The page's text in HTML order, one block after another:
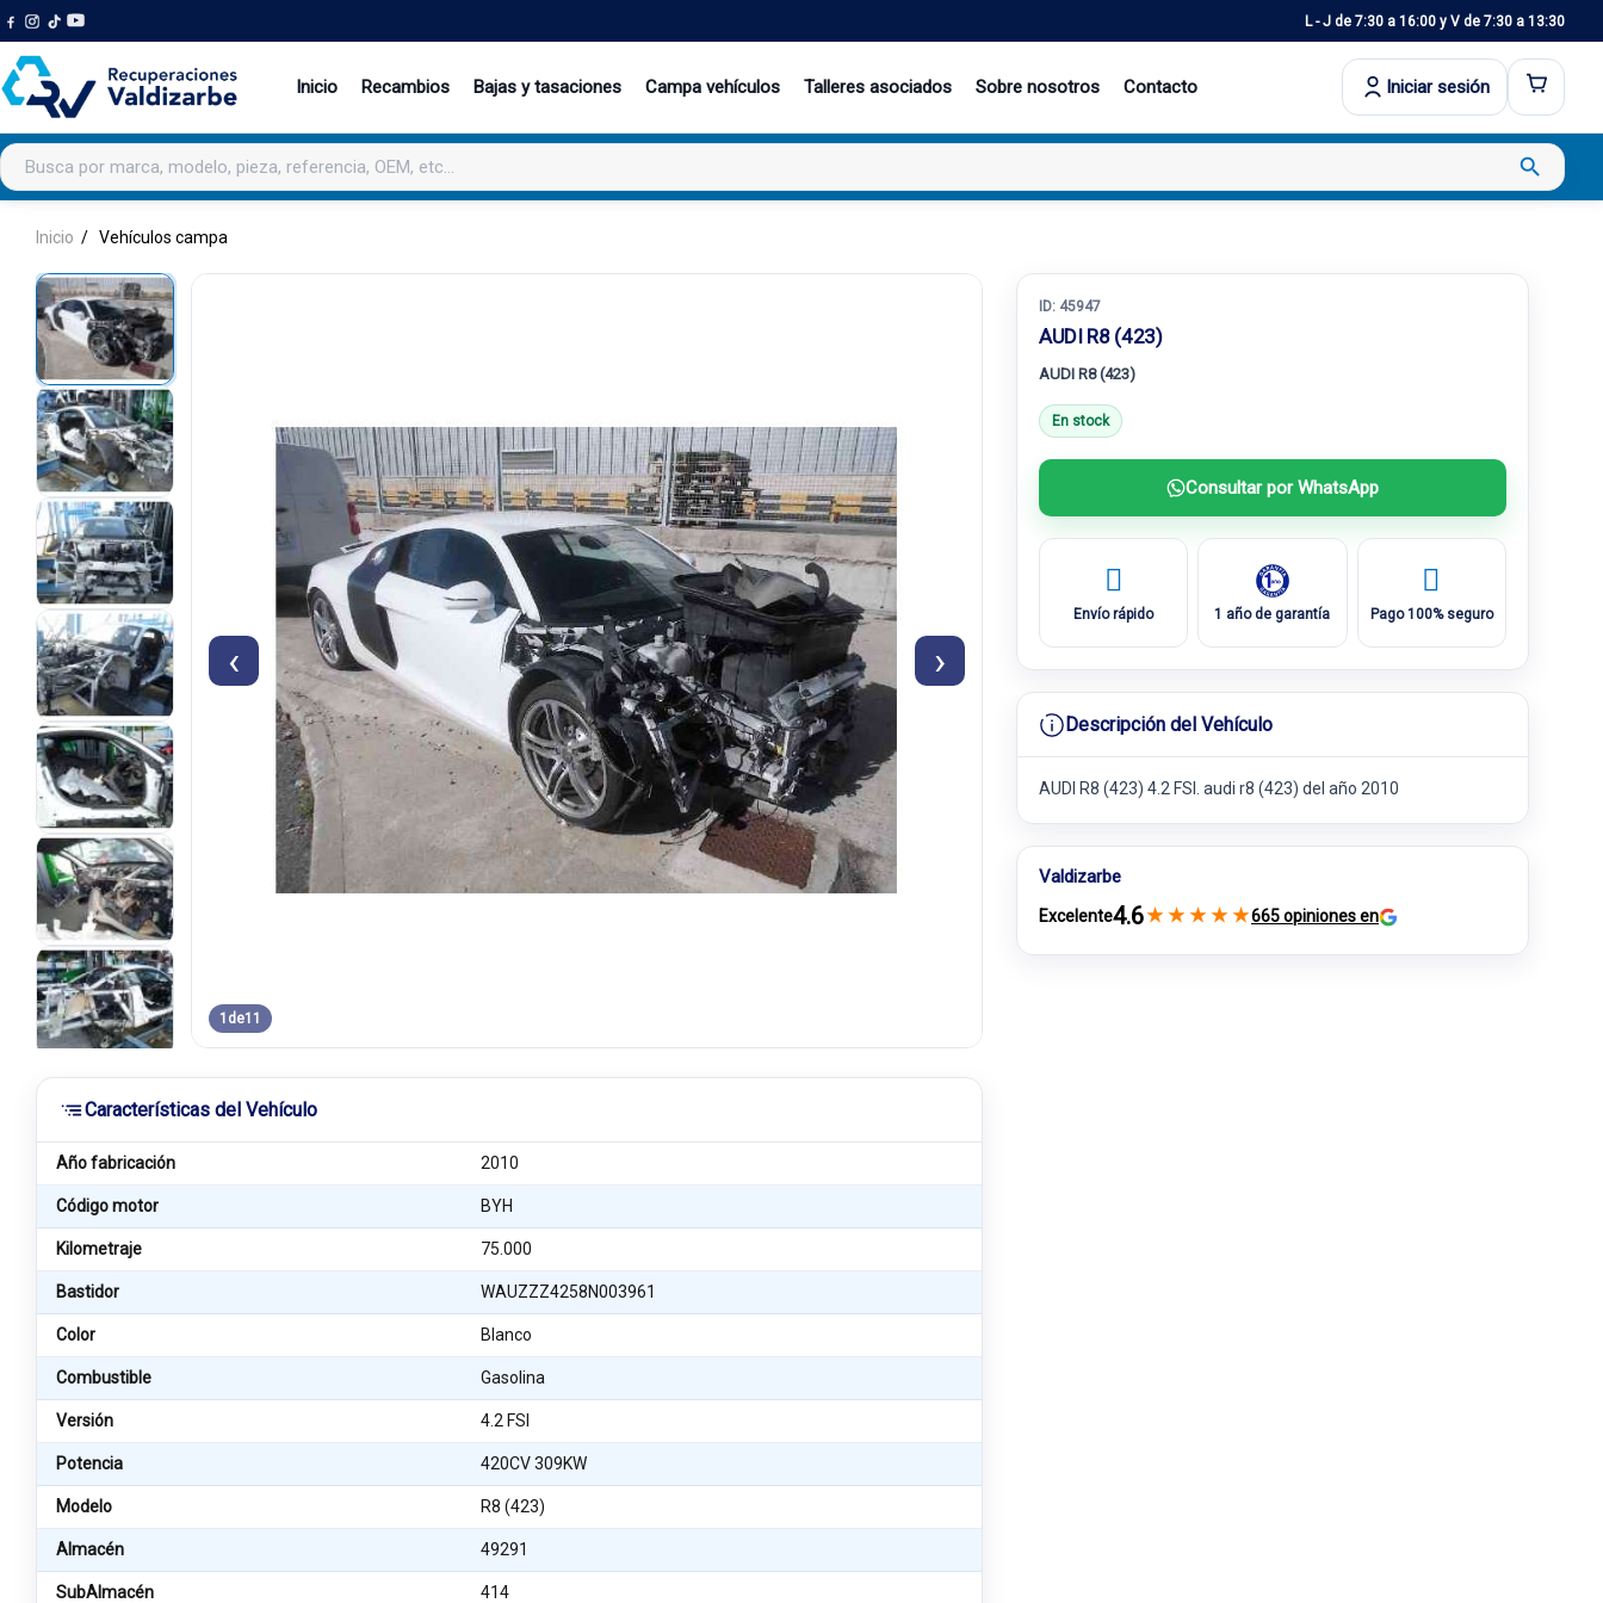
L - J de 7:30 a 16:00 y V de 7:30 a 13:30
Inicio Recambios Bajas y tasaciones Campa vehículos Talleres asociados Sobre nosotros Contacto Iniciar sesión
Buscar productos search
Inicio Vehículos campa
‹ ›
1 de11
Características del Vehículo
Año fabricación 2010
Código motor BYH
Kilometraje 75.000
Bastidor WAUZZZ4258N003961
Color Blanco
Combustible Gasolina
Versión 4.2 FSI
Potencia 420CV 309KW
Modelo R8 (423)
Almacén 49291
SubAlmacén 414
ID: 45947
AUDI R8 (423)
AUDI R8 (423)
En stock
Consultar por WhatsApp
Envío rápido 1 año de garantía Pago 100% seguro
Descripción del Vehículo
AUDI R8 (423) 4.2 FSI. audi r8 (423) del año 2010
Valdizarbe
Excelente4.6★ ★ ★ ★ ★665 opiniones en